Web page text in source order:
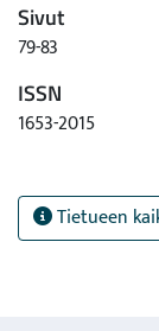
Sivut
79-83
ISSN
1653-2015
Tietueen